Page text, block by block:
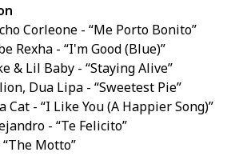
Corleone - “Me Porto Bonito”
Rexha - “I'm Good (Blue)”
& Lil Baby - “Staying Alive”
Dua Lipa - “Sweetest Pie”
Cat - “I Like You (A Happier Song)”
- “Te Felicito”
Motto”